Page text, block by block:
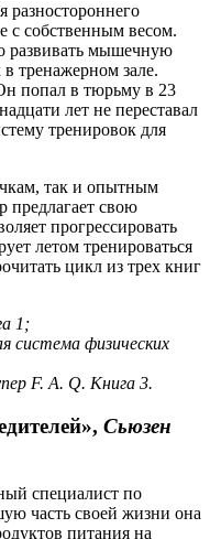
с собственным весом.
развивать мышечную
тренажерном зале.
попал в тюрьму в 23
лет не переставал
тренировок для
так и опытным
предлагает свою
прогрессировать
летом тренироваться
цикл из трех книг
1;
система физических
F. A. Q. Книга 3.
Сьюзен
специалист по
часть своей жизни она
питания на